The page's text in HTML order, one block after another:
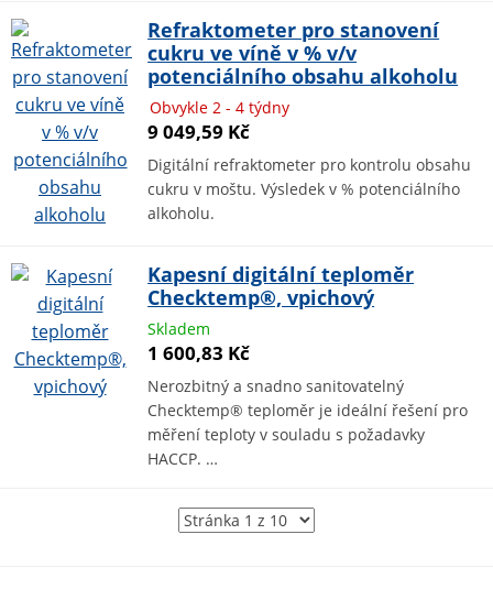
Refraktometer pro stanovení
cukru ve víně v % v/v
potenciálního obsahu alkoholu
Obvykle 2 - 4 týdny
9 049,59 Kč
Digitální refraktometer pro kontrolu obsahu
cukru v moštu. Výsledek v % potenciálního
alkoholu.
Kapesní digitální teploměr
Checktemp®, vpichový
Skladem
1 600,83 Kč
Nerozbitný a snadno sanitovatelný
Checktemp® teploměr je ideální řešení pro
měření teploty v souladu s požadavky
HACCP. …